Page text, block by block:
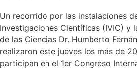
Un recorrido por las instalaciones
Investigaciones Científicas (IVIC) y
de las Ciencias Dr. Humberto
realizaron este jueves los más de
participan en el 1er Congreso